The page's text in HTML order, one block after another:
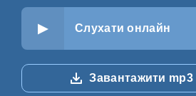
Слухати онлайн
Завантажити mp3